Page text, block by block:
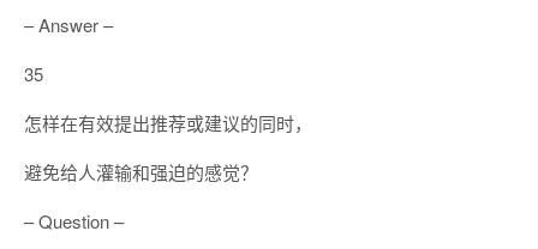
– Answer –
35
怎样在有效提出推荐或建议的同时，
避免给人灌输和强迫的感觉？
– Question –